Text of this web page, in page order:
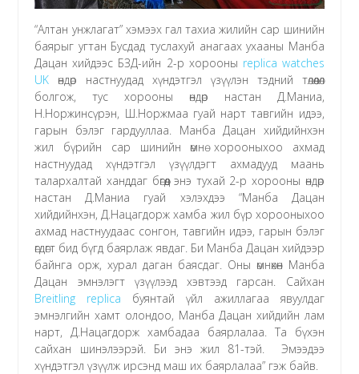
“Алтан унжлагат” хэмээх гал тахиа жилийн сар шинийн
баярыг угтан Бусдад туслахуй анагаах ухааны Манба
Дацан хийдээс БЗД-ийн 2-р хорооны replica watches
UK өндөр настнуудад хүндэтгэл үзүүлэн тэдний төлөөлөл
болгож, тус хорооны өндөр настан Д.Маниа,
Н.Норжинсүрэн, Ш.Норжмаа гуай нарт тавгийн идээ,
гарын бэлэг гардууллаа. Манба Дацан хийдийнхэн
жил бүрийн сар шинийн өмнө хорооныхоо ахмад
настнуудад хүндэтгэл үзүүлдэгт ахмадууд маань
талархалтай ханддаг бөгөөд энэ тухай 2-р хорооны өндөр
настан Д.Маниа гуай хэлэхдээ “Манба Дацан
хийдийнхэн, Д.Нацагдорж хамба жил бүр хорооныхоо
ахмад настнуудаас сонгон, тавгийн идээ, гарын бэлэг
өгдөгт бид бүгд баярлаж явдаг. Би Манба Дацан хийдээр
байнга орж, хурал даган баясдаг. Оны өмнөхөн Манба
Дацан эмнэлэгт үзүүлээд хэвтээд гарсан. Сайхан
Breitling replica буянтай үйл ажиллагаа явуулдаг
эмнэлгийн хамт олондоо, Манба Дацан хийдийн лам
нарт, Д.Нацагдорж хамбадаа баярлалаа. Та бүхэн
сайхан шинэлээрэй. Би энэ жил 81-тэй. Эмээдээ
хүндэтгэл үзүүлж ирсэнд маш их баярлалаа” гэж байв.